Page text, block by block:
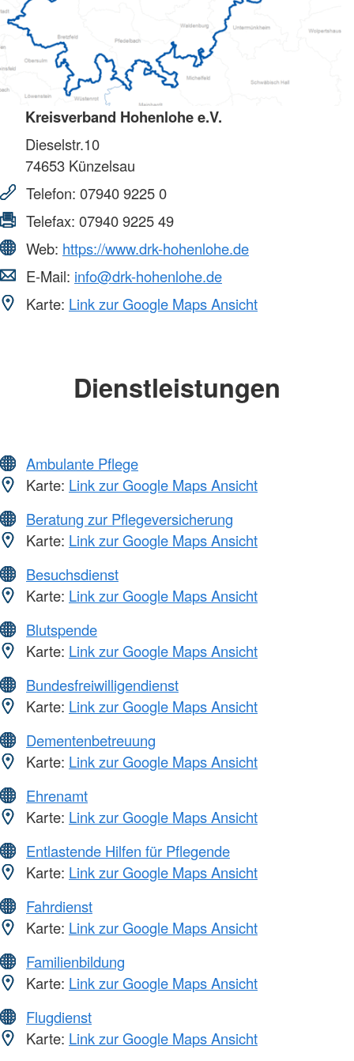
Kreisverband Hohenlohe e.V.
Dieselstr.10
74653 Künzelsau
Telefon: 07940 9225 0
Telefax: 07940 9225 49
Web: https://www.drk-hohenlohe.de
E-Mail: info@drk-hohenlohe.de
Karte: Link zur Google Maps Ansicht
Dienstleistungen
Ambulante Pflege
Karte: Link zur Google Maps Ansicht
Beratung zur Pflegeversicherung
Karte: Link zur Google Maps Ansicht
Besuchsdienst
Karte: Link zur Google Maps Ansicht
Blutspende
Karte: Link zur Google Maps Ansicht
Bundesfreiwilligendienst
Karte: Link zur Google Maps Ansicht
Dementenbetreuung
Karte: Link zur Google Maps Ansicht
Ehrenamt
Karte: Link zur Google Maps Ansicht
Entlastende Hilfen für Pflegende
Karte: Link zur Google Maps Ansicht
Fahrdienst
Karte: Link zur Google Maps Ansicht
Familienbildung
Karte: Link zur Google Maps Ansicht
Flugdienst
Karte: Link zur Google Maps Ansicht